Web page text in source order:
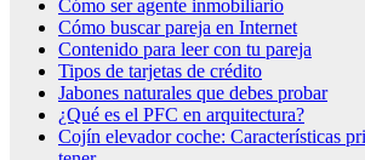
Cómo ser agente inmobiliario
Cómo buscar pareja en Internet
Contenido para leer con tu pareja
Tipos de tarjetas de crédito
Jabones naturales que debes probar
¿Qué es el PFC en arquitectura?
Cojín elevador coche: Características